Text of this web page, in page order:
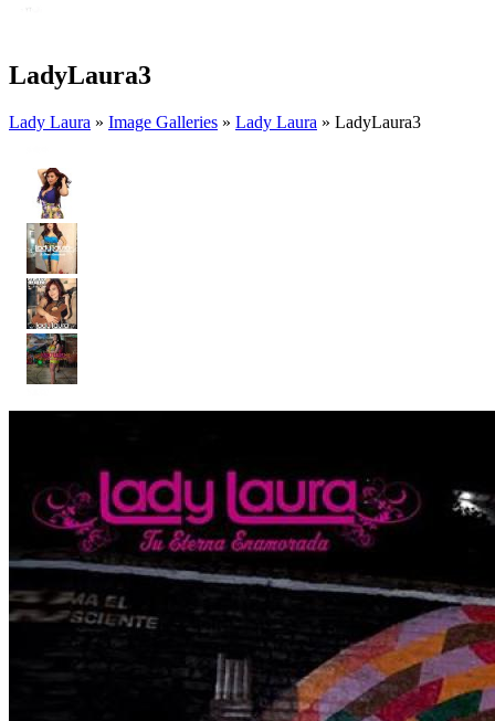
LadyLaura3
Lady Laura » Image Galleries » Lady Laura » LadyLaura3